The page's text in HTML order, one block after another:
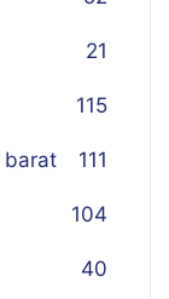
21
115
barat 111
104
40